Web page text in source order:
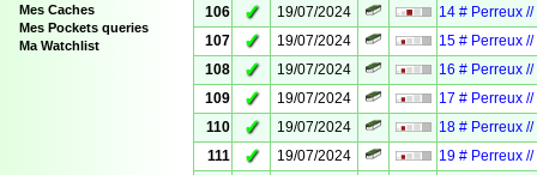
Mes Caches
Mes Pockets queries
Ma Watchlist
106
✓ 19/07/2024
14 # Perreux
107
✓ 19/07/2024
15 # Perreux
108
✓ 19/07/2024
16 # Perreux
109
✓ 19/07/2024
17 # Perreux
110
✓ 19/07/2024
18 # Perreux
111
✓ 19/07/2024
19 # Perreux